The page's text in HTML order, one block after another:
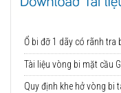
Ổ bi đỡ 1 dãy có rãnh tra
Tài liệu vòng bi mặt cầu
Quy định khe hở vòng bi